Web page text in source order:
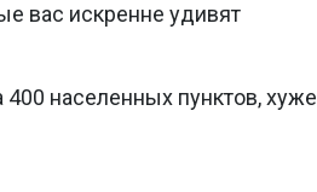
вас искренне удивят
400 населенных пунктов, хуже